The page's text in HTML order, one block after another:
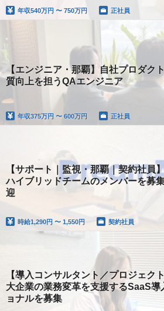
年収540万円 〜 750万円 正社員
【エンジニア・那覇】自社プロダク
質向上を担うQAエンジニア
年収375万円 〜 600万円 正社員
【サポート｜監視・那覇｜契約社員
ハイブリッドチームのメンバーを
迎
時給1,290円 〜 1,550円 契約社員
【導入コンサルタント／プロジェク
大企業の業務変革を支援するSaaS導
ョナルを募集